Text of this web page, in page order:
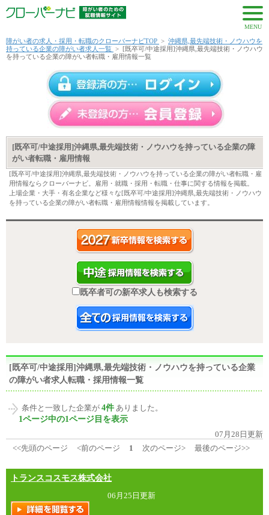
MENU
障がい者の求人・採用・転職のクローバーナビTOP > 沖縄県,最先端技術・ノウハウを
持っている企業の障がい者求人一覧 > [既卒可/中途採用]沖縄県,最先端技術・ノウハウ
を持っている企業の障がい者転職・雇用情報一覧
[既卒可/中途採用]沖縄県,最先端技術・ノウハウを持っている企業の障
がい者転職・雇用情報
[既卒可/中途採用]沖縄県,最先端技術・ノウハウを持っている企業の障がい者転職・雇
用情報ならクローバーナビ。雇用・就職・採用・転職・仕事に関する情報を掲載。
上場企業・大手・有名企業など様々な[既卒可/中途採用]沖縄県,最先端技術・ノウハウ
を持っている企業の障がい者転職・雇用情報情報を掲載しています。
既卒者可の新卒求人も検索する
[既卒可/中途採用]沖縄県,最先端技術・ノウハウを持っている企業
の障がい者求人転職・採用情報一覧
条件と一致した企業が 4件 ありました。
1ページ中の1ページ目を表示
07月28日更新
<<先頭のページ
<前のページ 1 次のページ> 最後のページ>>
トランスコスモス株式会社
06月25日更新